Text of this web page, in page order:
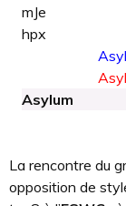
mJe
hpx
Asylum
La rencontre du
opposition de